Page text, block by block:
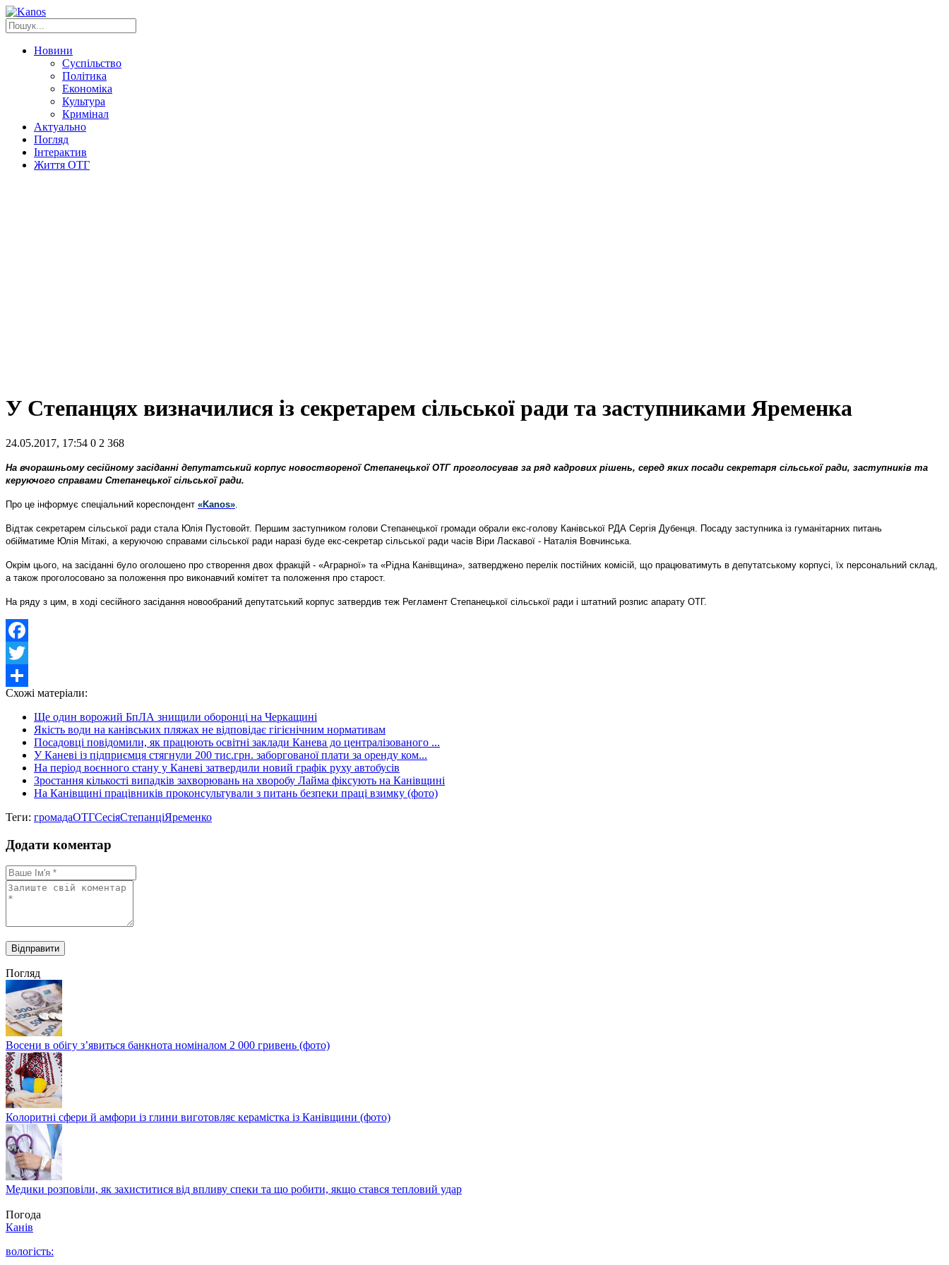
Новини
Суспільство
Політика
Економіка
Культура
Кримінал
Актуально
Погляд
Інтерактив
Життя ОТГ
У Степанцях визначилися із секретарем сільської ради та заступниками Яременка
24.05.2017, 17:54 0 2 368
На вчорашньому сесійному засіданні депутатський корпус новоствореної Степанецької ОТГ проголосував за ряд кадрових рішень, серед яких посади секретаря сільської ради, заступників та
керуючого справами Степанецької сільської ради.
Про це інформує спеціальний кореспондент «Kanos»
Відтак секретарем сільської ради стала Юлія Пустовойт. Першим заступником голови Степанецької громади обрали екс-голову Канівської РДА Сергія Дубенця. Посаду заступника із гуманітарних питань
обійматиме Юлія Мітакі, а керуючою справами сільської ради наразі буде екс-секретар сільської ради часів Віри Ласкавої - Наталія Вовчинська.
Окрім цього, на засіданні було оголошено про створення двох фракцій - «Аграрної» та «Рідна Канівщина», затверджено перелік постійних комісій, що працюватимуть в депутатському корпусі, їх персональний склад,
а також проголосовано за положення про виконавчий комітет та положення про старост.
На ряду з цим, в ході сесійного засідання новообраний депутатський корпус затвердив теж Регламент Степанецької сільської ради і штатний розпис апарату ОТГ.
Facebook
Twitter
Share
Схожі матеріали:
Ще один ворожий БпЛА знищили оборонці на Черкащині
Якість води на канівських пляжах не відповідає гігієнічним нормативам
Посадовці повідомили, як працюють освітні заклади Канева до централізованого ...
У Каневі із підприємця стягнули 200 тис.грн. заборгованої плати за оренду ком...
На період воєнного стану у Каневі затвердили новий графік руху автобусів
Зростання кількості випадків захворювань на хворобу Лайма фіксують на Канівщині
На Канівщині працівників проконсультували з питань безпеки праці взимку (фото)
Теги: громадаОТГСесіяСтепанціЯременко
Додати коментар
Погляд
Восени в обігу з’явиться банкнота номіналом 2 000 гривень (фото)
Колоритні сфери й амфори із глини виготовляє керамістка із Канівщини (фото)
Медики розповіли, як захиститися від впливу спеки та що робити, якщо стався тепловий удар
Погода
Канів
вологість: